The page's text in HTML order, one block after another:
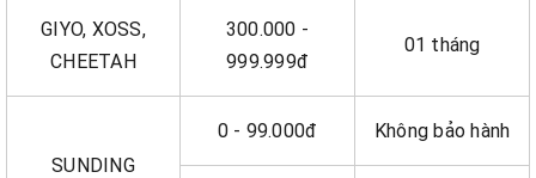
GIYO, XOSS,
CHEETAH
300.000 -
999.999đ
01 tháng
SUNDING
0 - 99.000đ Không bảo hành